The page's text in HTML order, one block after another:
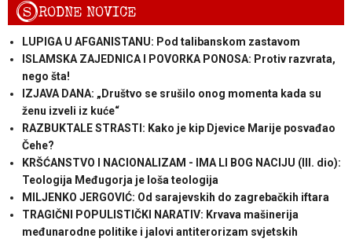
SRODNE NOVICE
LUPIGA U AFGANISTANU: Pod talibanskom zastavom
ISLAMSKA ZAJEDNICA I POVORKA PONOSA: Protiv razvrata,
nego šta!
IZJAVA DANA: „Društvo se srušilo onog momenta kada su
ženu izveli iz kuće“
RAZBUKTALE STRASTI: Kako je kip Djevice Marije posvađao
Čehe?
KRŠĆANSTVO I NACIONALIZAM - IMA LI BOG NACIJU (III. dio):
Teologija Međugorja je loša teologija
MILJENKO JERGOVIĆ: Od sarajevskih do zagrebačkih iftara
TRAGIČNI POPULISTIČKI NARATIV: Krvava mašinerija
međunarodne politike i jalovi antiterorizam svjetskih